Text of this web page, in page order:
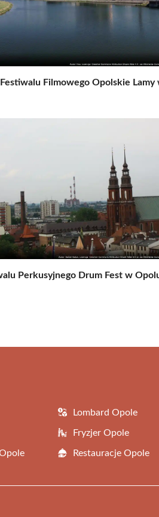
Filmowego Opolskie Lamy
Perkusyjnego Drum Fest w
Lombard Opole
Fryzjer Opole
Restauracje Opole